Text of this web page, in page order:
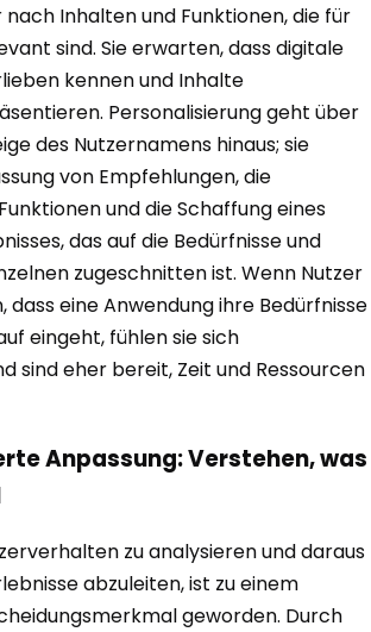
nach Inhalten und Funktionen, die für
sind. Sie erwarten, dass digitale
kennen und Inhalte
Personalisierung geht über
des Nutzernamens hinaus; sie
von Empfehlungen, die
und die Schaffung eines
das auf die Bedürfnisse und
zugeschnitten ist. Wenn Nutzer
dass eine Anwendung ihre Bedürfnisse
eingeht, fühlen sie sich
sind eher bereit, Zeit und Ressourcen
Anpassung: Verstehen, was
zu analysieren und daraus
abzuleiten, ist zu einem
geworden. Durch